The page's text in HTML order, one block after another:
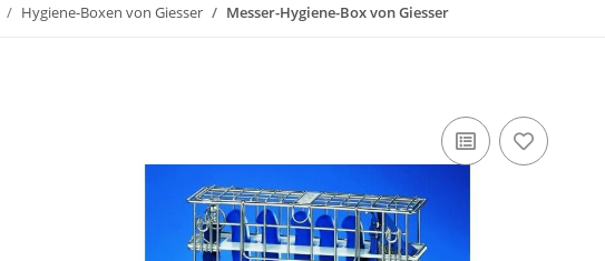
Hygiene-Boxen von Giesser Messer-Hygiene-Box von Giesser